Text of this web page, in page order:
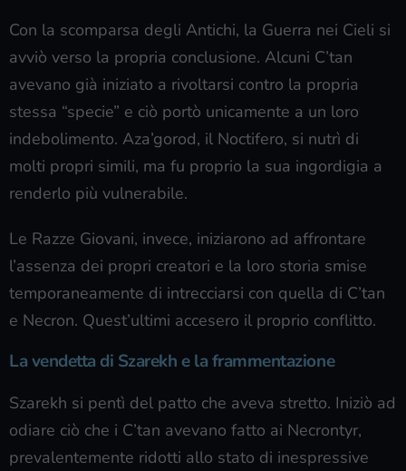
Con la scomparsa degli Antichi, la Guerra nei Cieli si
avviò verso la propria conclusione. Alcuni C’tan
avevano già iniziato a rivoltarsi contro la propria
stessa “specie” e ciò portò unicamente a un loro
indebolimento. Aza’gorod, il Noctifero, si nutrì di
molti propri simili, ma fu proprio la sua ingordigia a
renderlo più vulnerabile.
Le Razze Giovani, invece, iniziarono ad affrontare
l’assenza dei propri creatori e la loro storia smise
temporaneamente di intrecciarsi con quella di C’tan
e Necron. Quest’ultimi accesero il proprio conflitto.
La vendetta di Szarekh e la frammentazione
Szarekh si pentì del patto che aveva stretto. Iniziò ad
odiare ciò che i C’tan avevano fatto ai Necrontyr,
prevalentemente ridotti allo stato di inespressive